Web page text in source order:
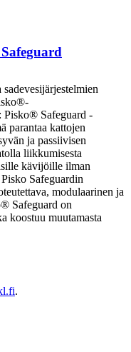
Pisko® Safeguard -
parantaa kattojen
ja passiivisen
liikkumisesta
kävijöille ilman
Safeguardin
modulaarinen ja
Safeguard on
koostuu muutamasta
.